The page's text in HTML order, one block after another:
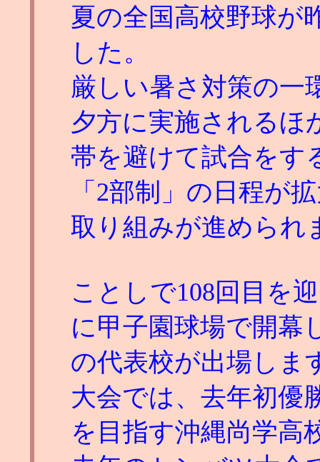
夏の全国高校野球が
した。
厳しい暑さ対策の一
夕方に実施されるほ
帯を避けて試合をす
「2部制」の日程が
取り組みが進められ
ことしで108回目を
に甲子園球場で開幕
の代表校が出場しま
大会では、去年初優
を目指す沖縄尚学高